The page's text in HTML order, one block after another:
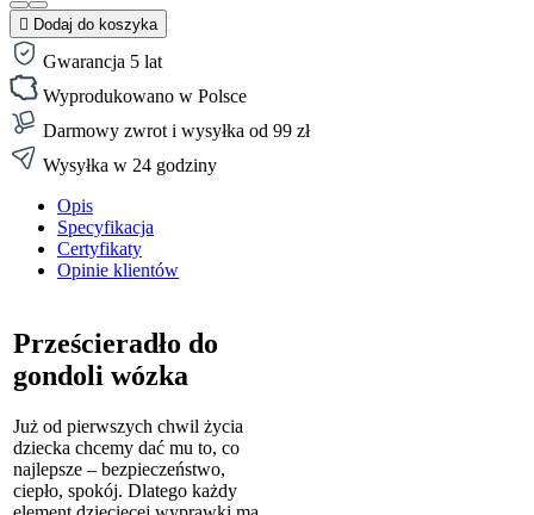
 Dodaj do koszyka
Gwarancja 5 lat
Wyprodukowano w Polsce
Darmowy zwrot i wysyłka od 99 zł
Wysyłka w 24 godziny
Opis
Specyfikacja
Certyfikaty
Opinie klientów
Prześcieradło do
gondoli wózka
Już od pierwszych chwil życia
dziecka chcemy dać mu to, co
najlepsze – bezpieczeństwo,
ciepło, spokój. Dlatego każdy